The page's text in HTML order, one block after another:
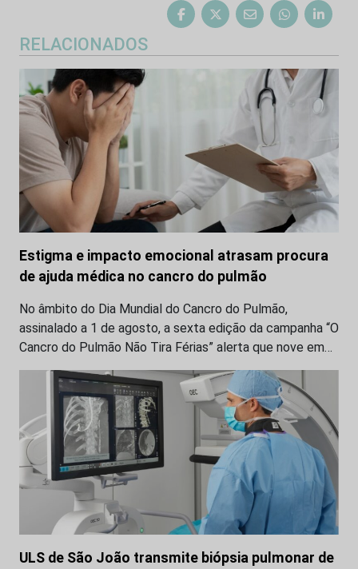
RELACIONADOS
Estigma e impacto emocional atrasam procura
de ajuda médica no cancro do pulmão
No âmbito do Dia Mundial do Cancro do Pulmão,
assinalado a 1 de agosto, a sexta edição da campanha “O
Cancro do Pulmão Não Tira Férias” alerta que nove em…
ULS de São João transmite biópsia pulmonar de